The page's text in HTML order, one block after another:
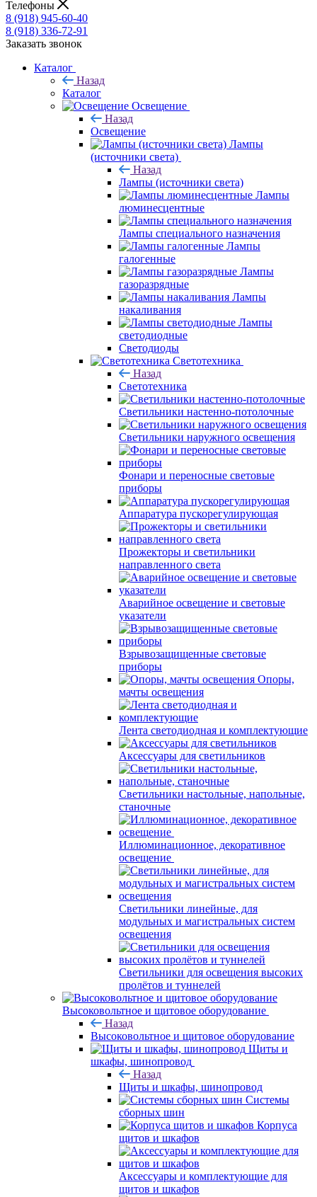
Телефоны
8 (918) 945-60-40
8 (918) 336-72-91
Заказать звонок
Каталог
Назад
Каталог
Освещение
Назад
Освещение
Лампы
(источники света)
Назад
Лампы (источники света)
Лампы
люминесцентные
Лампы специального назначения
Лампы
галогенные
Лампы
газоразрядные
Лампы
накаливания
Лампы
светодиодные
Светодиоды
Светотехника
Назад
Светотехника
Светильники настенно-потолочные
Светильники наружного освещения
Фонари и переносные световые
приборы
Аппаратура пускорегулирующая
Прожекторы и светильники
направленного света
Аварийное освещение и световые
указатели
Взрывозащищенные световые
приборы
Опоры,
мачты освещения
Лента светодиодная и комплектующие
Аксессуары для светильников
Светильники настольные, напольные,
станочные
Иллюминационное, декоративное
освещение
Светильники линейные, для
модульных и магистральных систем
освещения
Светильники для освещения высоких
пролётов и туннелей
Высоковольтное и щитовое оборудование
Назад
Высоковольтное и щитовое оборудование
Щиты и
шкафы, шинопровод
Назад
Щиты и шкафы, шинопровод
Системы
сборных шин
Корпуса
щитов и шкафов
Аксессуары и комплектующие для
щитов и шкафов